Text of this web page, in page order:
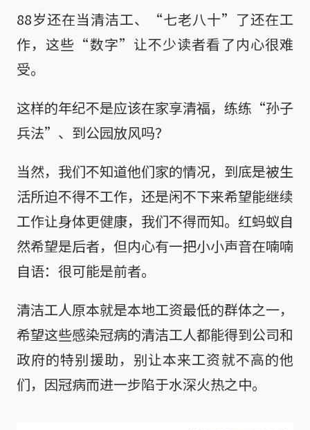
88岁还在当清洁工、“七老八十”了还在工
作，这些“数字”让不少读者看了内心很难
受。
这样的年纪不是应该在家享清福，练练“孙子
兵法”、到公园放风吗？
当然，我们不知道他们家的情况，到底是被生
活所迫不得不工作，还是闲不下来希望能继续
工作让身体更健康，我们不得而知。红蚂蚁自
然希望是后者，但内心有一把小小声音在喃喃
自语：很可能是前者。
清洁工人原本就是本地工资最低的群体之一，
希望这些感染冠病的清洁工人都能得到公司和
政府的特别援助，别让本来工资就不高的他
们，因冠病而进一步陷于水深火热之中。